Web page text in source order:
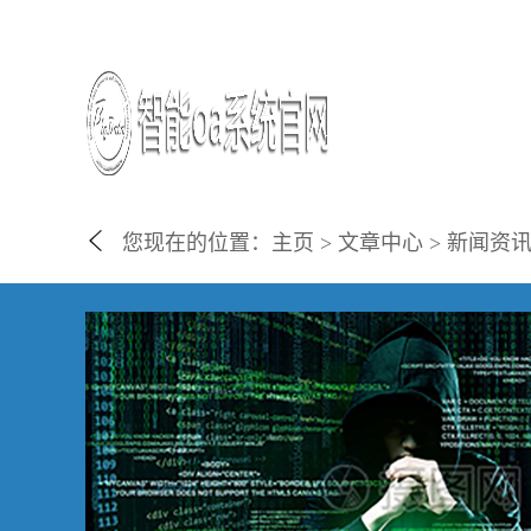
您现在的位置： 主页 > 文章中心 > 新闻资讯